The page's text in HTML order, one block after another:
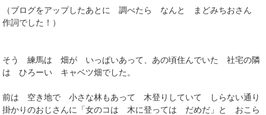
（ブログをアップしたあとに 調べたら なんと まどみちおさん
作詞でした！）
そう 練馬は 畑が いっぱいあって、あの頃住んでいた 社宅の隣
は ひろーい キャベツ畑でした。
前は 空き地で 小さな林もあって 木登りしていて しらない通り
掛かりのおじさんに「女のコは 木に登っては だめだ」と おこら